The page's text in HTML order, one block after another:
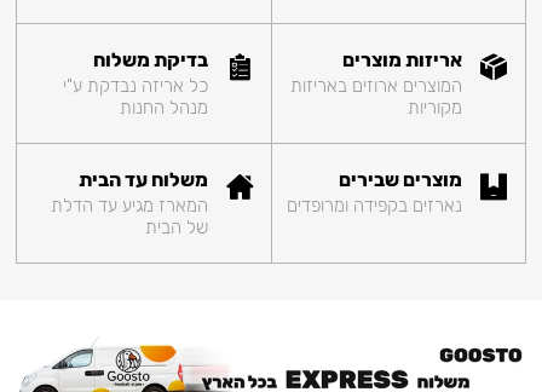
אריזות מוצרים
המוצרים ארוזים באריזות
מקוריות
בדיקת משלוח
כל אריזה נבדקת ע"י
מנהל החנות
מוצרים שבירים
נארזים בקפידה ומרופדים
משלוח עד הבית
המארז מגיע עד הדלת
של הבית